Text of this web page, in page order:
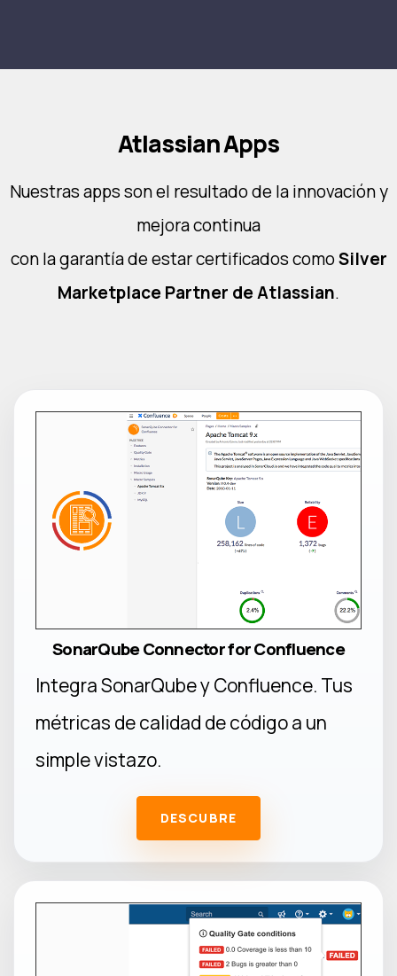
Atlassian Apps
Nuestras apps son el resultado de la innovación y
mejora continua
con la garantía de estar certificados comoSilver
Marketplace Partner de Atlassian.
SonarQube Connector for Confluence
Integra SonarQube y Confluence. Tus
métricas de calidad de código a un
simple vistazo.
DESCUBRE